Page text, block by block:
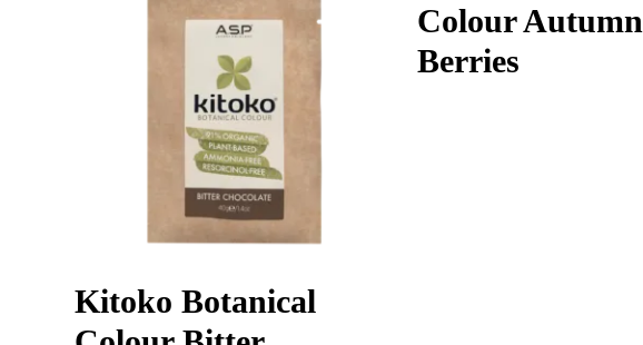
Kitoko Botanical
Colour Autumn
Berries